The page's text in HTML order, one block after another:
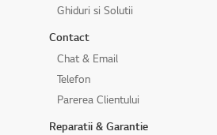
Ghiduri si Solutii
Contact
Chat & Email
Telefon
Parerea Clientului
Reparatii & Garantie